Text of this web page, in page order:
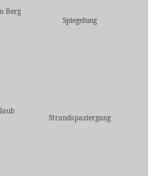
Berg
Spiegelung
Strandspaziergang